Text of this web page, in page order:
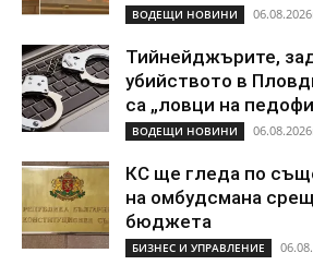
ВОДЕЩИ НОВИНИ
Тийнейджърите,
убийството в
са „ловци на
ВОДЕЩИ НОВИНИ
КС ще гледа по
на омбудсмана
бюджета
БИЗНЕС И УПРАВЛЕНИЕ